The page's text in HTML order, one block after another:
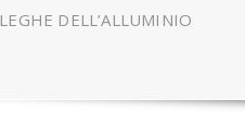
LEGHE DELL’ALLUMINIO